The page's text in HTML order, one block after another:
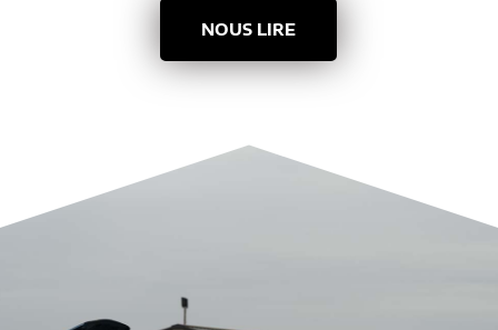
NOUS LIRE